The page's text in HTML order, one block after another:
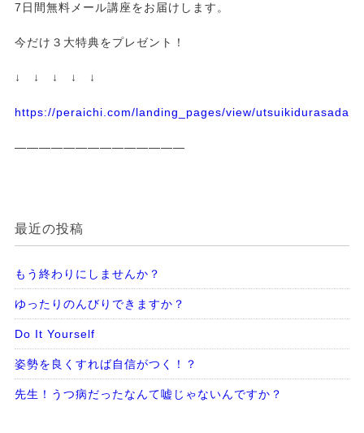
7日間無料メール講座をお届けします。
今だけ３大特典をプレゼント！
↓ ↓ ↓ ↓ ↓
https://peraichi.com/landing_pages/view/
——————————————
最近の投稿
もう終わりにしませんか？
ゆったりのんびりできますか？
Do It Yourself
姿勢を良くすれば自信がつく！？
先生！うつ病だったなんて嘘じゃないんですか？